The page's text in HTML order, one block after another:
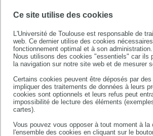
Ce site utilise des cookies
L'Université de Toulouse est responsable de
web. Ce dernier utilise des cookies
fonctionnement optimal et à son administration.
Nous utilisons des cookies "essentiels" car ils
la navigation sur notre site web et de mesurer
Certains cookies peuvent être déposés par
impliquer des traitements de données à leurs
cookies sont optionnels et leurs refus peut
impossibilité de lecture des éléments
cartes).
Vous pouvez vous opposer à tout moment à la
l'ensemble des cookies en cliquant sur le
IUT Toulouse - Auch - Castres
115C Route de Narbonne
31077 TOULOUSE CEDEX 4
Fax. +33 (0)5 62 25 80 01